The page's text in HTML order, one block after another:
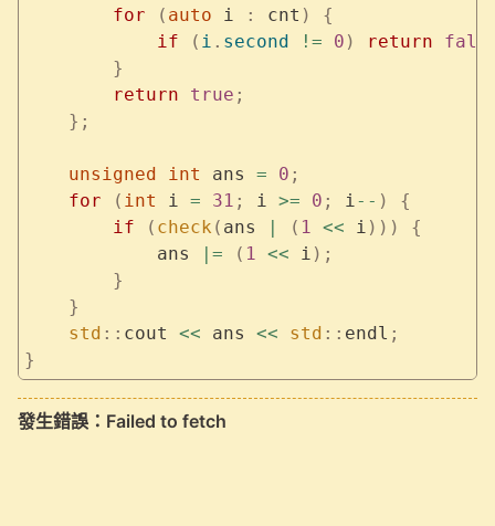
        for
( auto i : cnt )
{
            if
( i . second != 0 ) return
        }
        return
true ;
    };
    unsigned
int ans = 0 ;
    for
( int i = 31 ; i >= 0 ; i-- )
{
        if
( check ( ans | ( 1 << i )))
{
            ans
|= ( 1 << i );
        }
    }
    std
:: cout << ans << std :: endl ;
}